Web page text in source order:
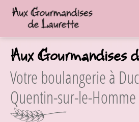
Aux Gourmandises
Votre boulangerie à
Quentin-sur-le-Homme